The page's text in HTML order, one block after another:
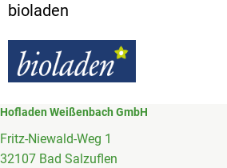
bioladen
Hofladen Weißenbach GmbH
Fritz-Niewald-Weg 1
32107 Bad Salzuflen